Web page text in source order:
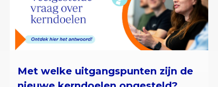
Met welke uitgangspunten zijn de